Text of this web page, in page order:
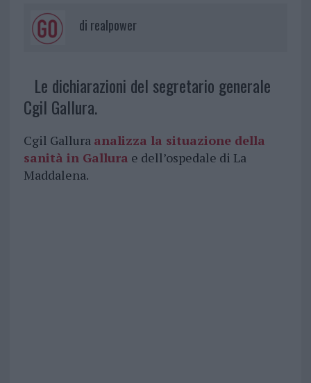
di realpower
Le dichiarazioni del segretario generale
Cgil Gallura.
Cgil Gallura analizza la situazione della
sanità in Gallura e dell’ospedale di La
Maddalena.